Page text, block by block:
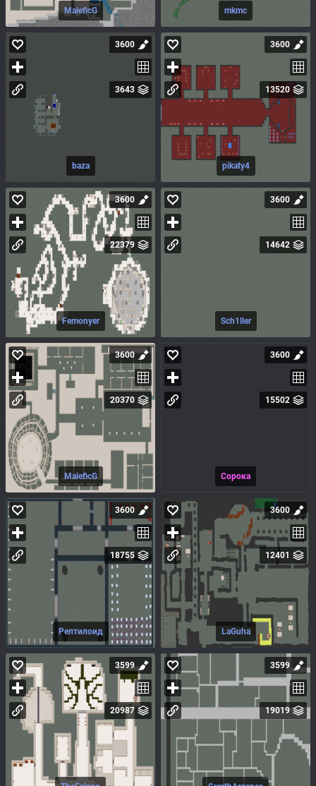
MaleficG mkmc
baza
3600
3643
pikaty4
3600
13520
Femonyer
3600
22379
Sch1ller
3600
14642
MaleficG
3600
20370
Сорока
3600
15502
Рептилоид
3600
18755
LaGuha
3600
12401
3599
20987
3599
19019